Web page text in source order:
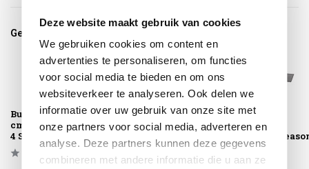
Deze website maakt gebruik van cookies
We gebruiken cookies om content en
advertenties te personaliseren, om functies
voor social media te bieden en om ons
websiteverkeer te analyseren. Ook delen we
informatie over uw gebruik van onze site met
onze partners voor social media, adverteren en
analyse. Deze partners kunnen deze gegevens
combineren met andere informatie die u aan ze
Gerelateerde producten
Buitenkleed 150
cm rond antraciet
4 Seasons Outdoo...
Buitenkleed
160x240 cm
antraciet 4 Seasons
Outdoor
Buitenkleed
200x290 cm
antraciet 4
Outdoor